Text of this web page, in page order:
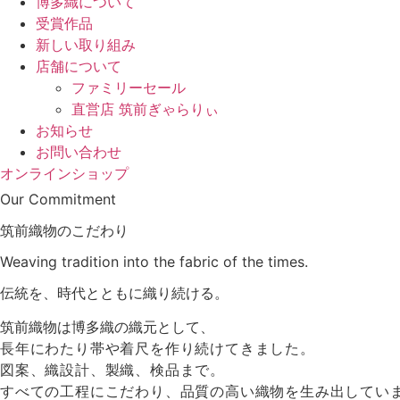
受賞作品
新しい取り組み
店舗について
ファミリーセール
直営店 筑前ぎゃらりぃ
お知らせ
お問い合わせ
オンラインショップ
Our Commitment
筑前織物のこだわり
Weaving tradition into the fabric of the times.
伝統を、時代とともに織り続ける。
筑前織物は博多織の織元として、
長年にわたり帯や着尺を作り続けてきました。
図案、織設計、製織、検品まで。
すべての工程にこだわり、品質の高い織物を生み出してい